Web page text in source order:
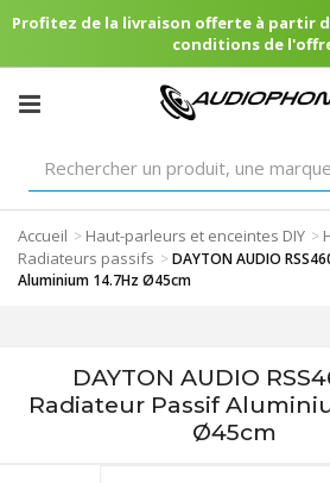
Profitez de la livraison offerte à partir
conditions de
Accueil > Haut-parleurs et enceintes DIY >
Radiateurs passifs >DAYTON AUDIO
Aluminium 14.7Hz Ø45cm
DAYTON AUDIO
Radiateur Passif
Ø45cm